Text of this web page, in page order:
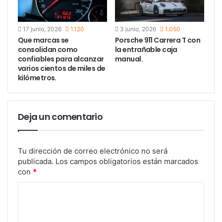
acceso al interior. Su parte trasera recibemuchas
modificaciones, no sólo con las nuevas ópticasy su
diseño interior,
sino tambiénen las transiciones de
las áreasque dan mayor volumen.Nuevo paragolpes
y terminación inferior.
17 junio, 2026 1.120
Que marcas se
consolidan como
confiables para alcanzar
varios cientos de miles de
kilómetros.
3 junio, 2026 1.050
Porsche 911 Carrera T con
la entrañable caja
manual.
Deja un comentario
Tu dirección de correo electrónico no será
publicada. Los campos obligatorios están marcados
con *